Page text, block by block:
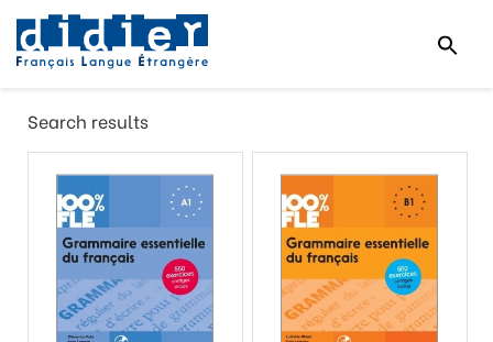
Search results